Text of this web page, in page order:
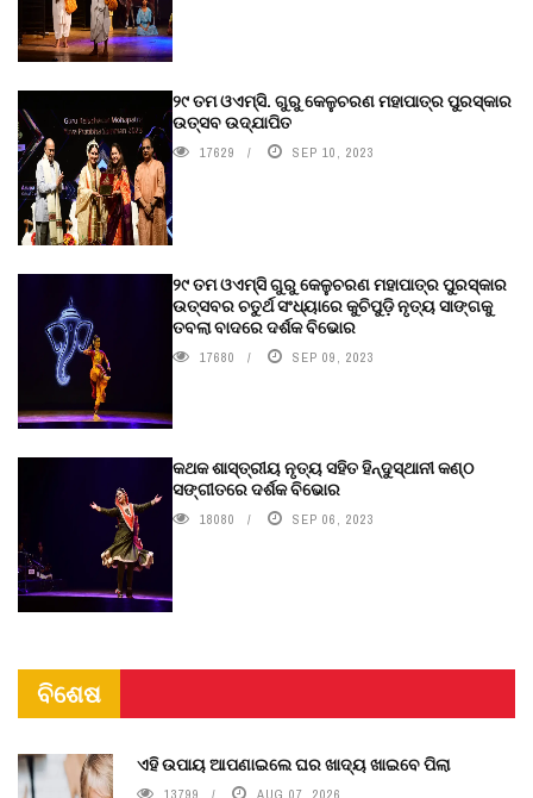
୨୯ ତମ ଓଏମ୍‌ସି. ଗୁରୁ କେଳୁଚରଣ ମହାପାତ୍ର ପୁରସ୍କାର
ଉତ୍ସବ ଉଦ୍‍ଯାପିତ
17629 SEP 10, 2023
୨୯ ତମ ଓଏମ୍‌ସି ଗୁରୁ କେଳୁଚରଣ ମହାପାତ୍ର ପୁରସ୍କାର
ଉତ୍ସବର ଚତୁର୍ଥ ସଂଧ୍ୟାରେ କୁଚିପୁଡ଼ି ନୃତ୍ୟ ସାଙ୍ଗକୁ
ତବଲା ବାଦରେ ଦର୍ଶକ ବିଭୋର
17680 SEP 09, 2023
କଥକ ଶାସ୍ତ୍ରୀୟ ନୃତ୍ୟ ସହିତ ହିନ୍ଦୁସ୍ଥାନୀ କଣ୍ଠ
ସଙ୍ଗୀତରେ ଦର୍ଶକ ବିଭୋର
18080 SEP 06, 2023
ବିଶେଷ
ଏହି ଉପାୟ ଆପଣାଇଲେ ଘର ଖାଦ୍ୟ ଖାଇବେ ପିଲା
13799 AUG 07, 2026